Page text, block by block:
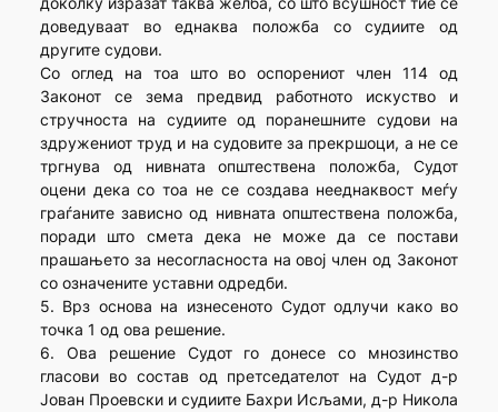
доведуваат во еднаква положба со судиите од
другите судови.
Со оглед на тоа што во оспорениот член 114 од
Законот се зема предвид работното искуство и
стручноста на судиите од поранешните судови на
здружениот труд и на судовите за прекршоци, а не се
тргнува од нивната општествена положба, Судот
оцени дека со тоа не се создава нееднаквост меѓу
граѓаните зависно од нивната општествена положба,
поради што смета дека не може да се постави
прашањето за несогласноста на овој член од Законот
со означените уставни одредби.
5. Врз основа на изнесеното Судот одлучи како во
точка 1 од ова решение.
6. Ова решение Судот го донесе со мнозинство
гласови во состав од претседателот на Судот д-р
Јован Проевски и судиите Бахри Исљами, д-р Никола